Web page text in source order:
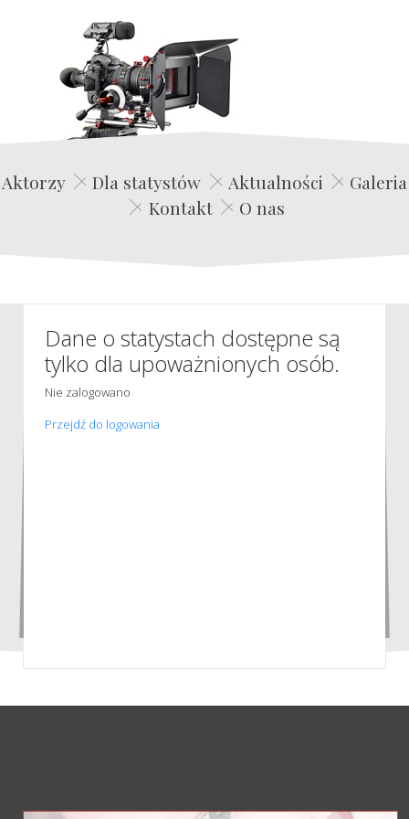
Edwin Film Agencja Aktorska
Aktorzy Dla statystów Aktualności
Galeria
Kontakt
O nas
Dane o statystach dostępne są
tylko dla upoważnionych osób.
Nie zalogowano
Przejdź do logowania